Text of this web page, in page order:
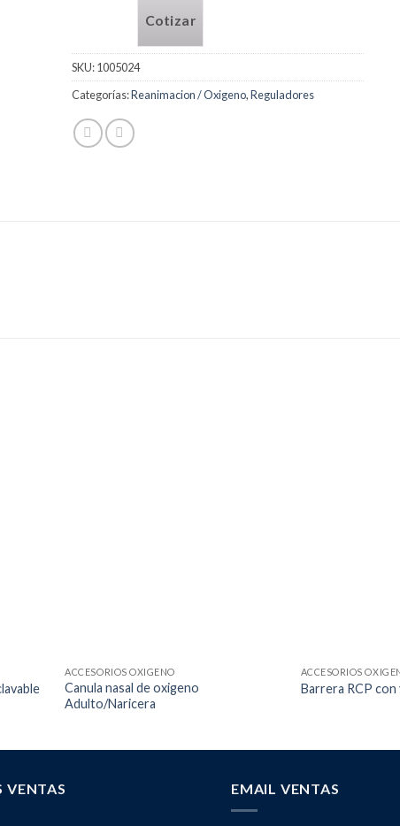
Cotizar
SKU:1005024
Categorías:Reanimacion / Oxigeno,Reguladores
ACCESORIOS OXIGENO
Canula nasal de oxigeno
Adulto/Naricera
ACCESORIOS
Barrera RCP con
VENTAS EMAIL VENTAS